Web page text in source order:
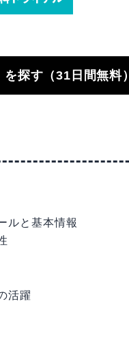
探す（31日間無料）
ルと基本情報
活躍